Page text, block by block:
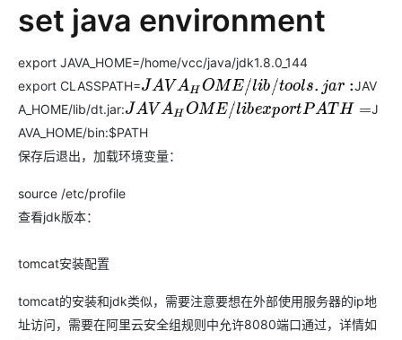
set java environment
export JAVA_HOME=/home/vcc/java/jdk1.8.0_144
export CLASSPATH=JAVAHOME/lib/tools.jar:
JAV
A_HOME/lib/dt.jar:JAVAHOME/libexportPATH=
J
AVA_HOME/bin:$PATH
保存后退出，加载环境变量：
source /etc/profile
查看jdk版本：
tomcat安装配置
tomcat的安装和jdk类似，需要注意要想在外部使用服务器的ip地
址访问，需要在阿里云安全组规则中允许8080端口通过，详情如